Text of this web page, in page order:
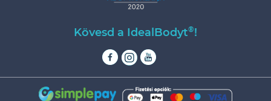
Kövesd a IdealBodyt®!